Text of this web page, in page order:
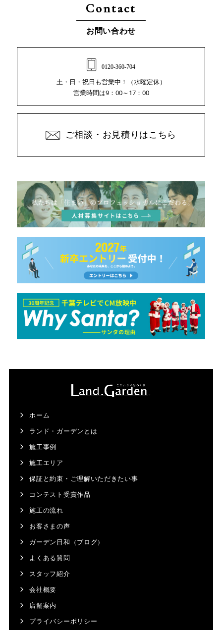
Contact
お問い合わせ
0120-360-704
土・日・祝日も営業中！（水曜定休）
営業時間は9：00～17：00
ご相談・お見積りはこちら
ホーム
ランド・ガーデンとは
施工事例
施工エリア
保証と約束・ご理解いただきたい事
コンテスト受賞作品
施工の流れ
お客さまの声
ガーデン日和（ブログ）
よくある質問
スタッフ紹介
会社概要
店舗案内
プライバシーポリシー